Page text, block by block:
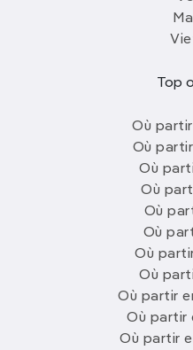
Top
Où
Où
Où
Où
Où
Où
Où
Où
Où partir
Où partir
Où partir